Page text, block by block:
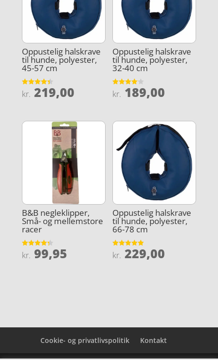
Oppustelig halskrave
til hunde, polyester,
45-57 cm
Vurderet
4.4
kr. 219,00
Oppustelig halskrave
til hunde, polyester,
32-40 cm
Vurderet
4.1
kr. 189,00
B&B negleklipper,
Små- og mellemstore
racer
Vurderet
4.3
kr. 99,95
Oppustelig halskrave
til hunde, polyester,
66-78 cm
Vurderet
4.9
kr. 229,00
Cookie- og privatlivspolitik Kontakt